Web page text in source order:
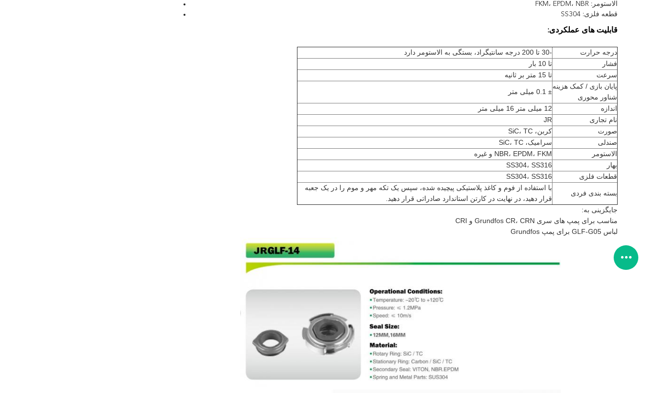
الاستومر: FKM، EPDM، NBR
قطعه فلزی: SS304
قابلیت های عملکردی:
درجه حرارت
-30 تا 200 درجه سانتیگراد، بستگی به الاستومر دارد
فشار
تا 10 بار
سرعت
تا 15 متر بر ثانیه
پایان بازی / کمک هزینه
شناور محوری
± 0.1 میلی متر
اندازه
12 میلی متر 16 میلی متر
نام تجاری
JR
صورت
کربن، SiC، TC
صندلی
سرامیک، SiC، TC
الاستومر
NBR، EPDM، FKM و غیره
بهار
SS304، SS316
قطعات فلزی
SS304، SS316
بسته بندی فردی
با استفاده از فوم و کاغذ پلاستیکی پیچیده شده، سپس یک تکه مهر و موم را در یک جعبه
قرار دهید، در نهایت در کارتن استاندارد صادراتی قرار دهید.
جایگزینی به:
مناسب برای پمپ های سری Grundfos CR، CRN و CRI
لباس GLF-G05 برای پمپ Grundfos